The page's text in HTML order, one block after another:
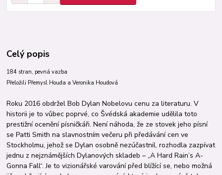
Celý popis
184 stran, pevná vazba
Přeložili Přemysl Houda a Veronika Houdová
Roku 2016 obdržel Bob Dylan Nobelovu cenu za literaturu. V
historii je to vůbec poprvé, co Švédská akademie udělila toto
prestižní ocenění písničkáři. Není náhoda, že ze stovek jeho písní
se Patti Smith na slavnostním večeru při předávání cen ve
Stockholmu, jehož se Dylan osobně nezúčastnil, rozhodla zazpívat
jednu z nejznámějších Dylanových skladeb – „A Hard Rain’s A-
Gonna Fall“. Je to vizionářské varování před blížící se, nebo možná